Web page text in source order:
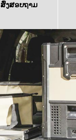
ສົ່ງສອບຖາມ